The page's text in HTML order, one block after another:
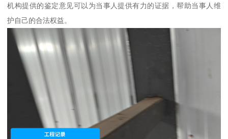
机构提供的鉴定意见可以为当事人提供有力的证据，帮助当事人维
护自己的合法权益。